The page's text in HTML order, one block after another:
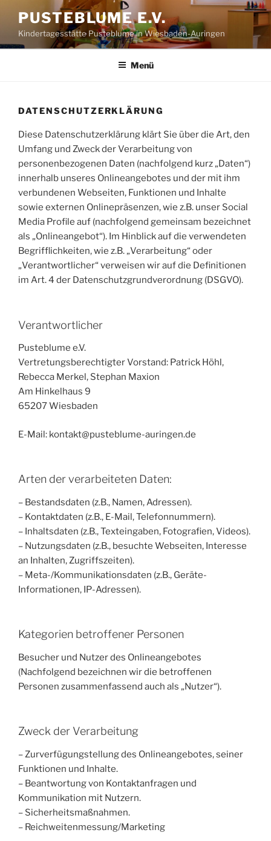
Inhalt
springen
PUSTEBLUME E.V.
Kindertagesstätte Pusteblume in Wiesbaden-Auringen
Menü
DATENSCHUTZERKLÄRUNG
Diese Datenschutzerklärung klärt Sie über die Art, den
Umfang und Zweck der Verarbeitung von
personenbezogenen Daten (nachfolgend kurz „Daten“)
innerhalb unseres Onlineangebotes und der mit ihm
verbundenen Webseiten, Funktionen und Inhalte
sowie externen Onlinepräsenzen, wie z.B. unser Social
Media Profile auf (nachfolgend gemeinsam bezeichnet
als „Onlineangebot“). Im Hinblick auf die verwendeten
Begrifflichkeiten, wie z.B. „Verarbeitung“ oder
„Verantwortlicher“ verweisen wir auf die Definitionen
im Art. 4 der Datenschutzgrundverordnung (DSGVO).
Verantwortlicher
Pusteblume e.V.
Vertretungsberechtigter Vorstand: Patrick Höhl,
Rebecca Merkel, Stephan Maxion
Am Hinkelhaus 9
65207 Wiesbaden
E-Mail: kontakt@pusteblume-auringen.de
Arten der verarbeiteten Daten:
– Bestandsdaten (z.B., Namen, Adressen).
– Kontaktdaten (z.B., E-Mail, Telefonnummern).
– Inhaltsdaten (z.B., Texteingaben, Fotografien, Videos).
– Nutzungsdaten (z.B., besuchte Webseiten, Interesse
an Inhalten, Zugriffszeiten).
– Meta-/Kommunikationsdaten (z.B., Geräte-
Informationen, IP-Adressen).
Kategorien betroffener Personen
Besucher und Nutzer des Onlineangebotes
(Nachfolgend bezeichnen wir die betroffenen
Personen zusammenfassend auch als „Nutzer“).
Zweck der Verarbeitung
– Zurverfügungstellung des Onlineangebotes, seiner
Funktionen und Inhalte.
– Beantwortung von Kontaktanfragen und
Kommunikation mit Nutzern.
– Sicherheitsmaßnahmen.
– Reichweitenmessung/Marketing